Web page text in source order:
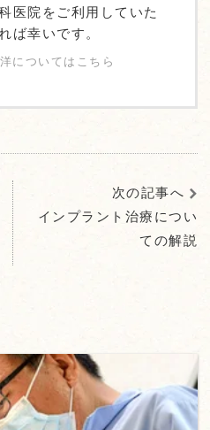
医院をご利用していた
ば幸いです。
についてはこちら
次の記事へ
インプラント治療につい
ての解説